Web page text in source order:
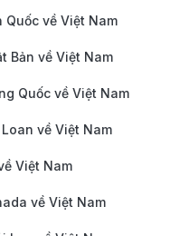
tiện lợi, di chuyển
(Uber/Lyft):Linh hoạt,
Giá cước khoảng
Quốc về Việt Nam
Bản về Việt Nam
Quốc về Việt Nam
về Việt Nam
Việt Nam
về Việt Nam